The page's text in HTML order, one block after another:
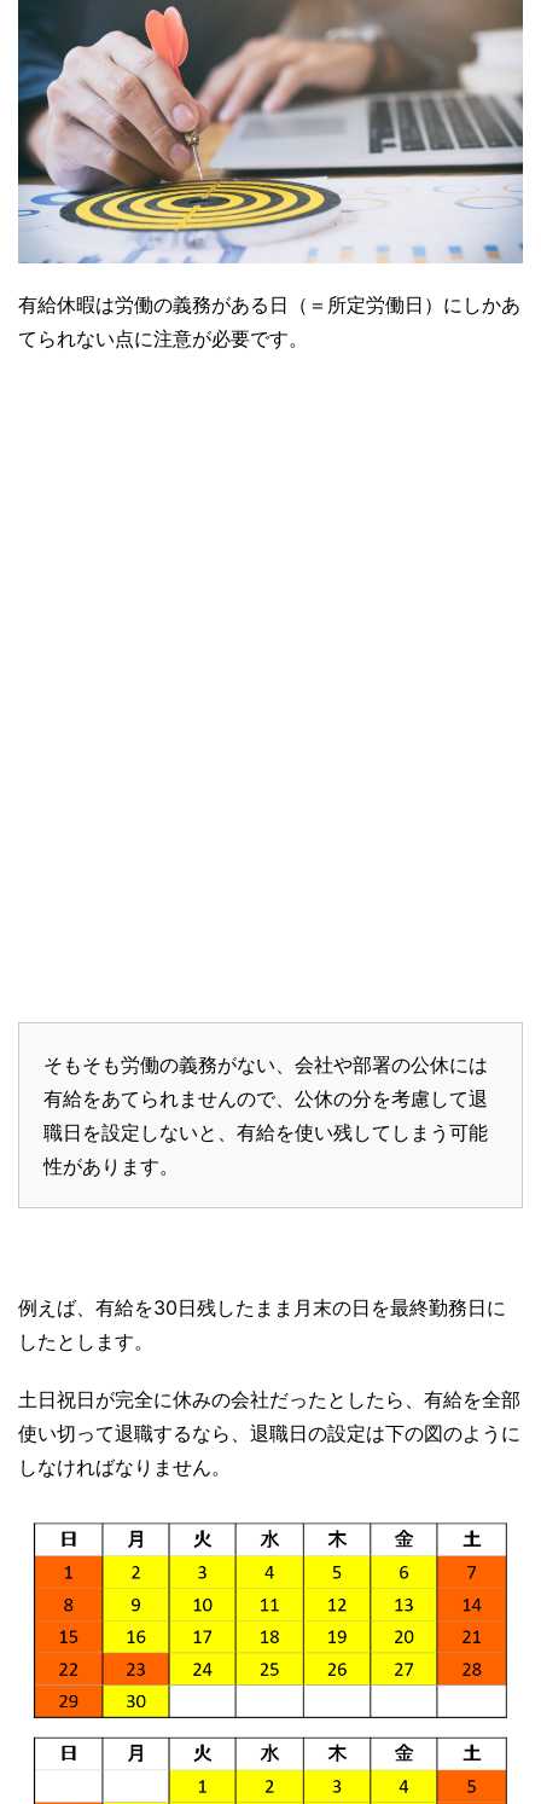
有給休暇は労働の義務がある日（＝所定労働日）にしかあ
てられない点に注意が必要です。
そもそも労働の義務がない、会社や部署の公休には
有給をあてられませんので、公休の分を考慮して退
職日を設定しないと、有給を使い残してしまう可能
性があります。
例えば、有給を30日残したまま月末の日を最終勤務日に
したとします。
土日祝日が完全に休みの会社だったとしたら、有給を全部
使い切って退職するなら、退職日の設定は下の図のように
しなければなりません。